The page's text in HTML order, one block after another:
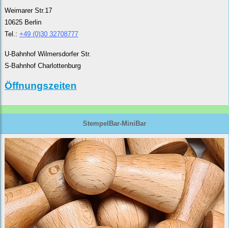
Weimarer Str.17
10625 Berlin
Tel.: +49 (0)30 32708777
U-Bahnhof Wilmersdorfer Str.
S-Bahnhof Charlottenburg
Öffnungszeiten
StempelBar-MiniBar